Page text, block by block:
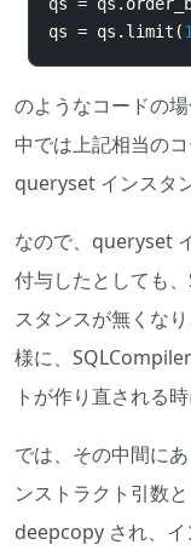
qs = qs . limit (
のようなコードの
中では上記相当の
queryset インスタ
なので、queryset
付与したとしても
スタンスが無くな
様に、
トが作り直される時
では、その中間に
ンストラクト引数
deepcopy され、